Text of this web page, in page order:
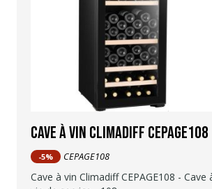
Cave à vin Climadiff CEPAGE108
-5% CEPAGE108
Cave à vin Climadiff CEPAGE108 - Cave